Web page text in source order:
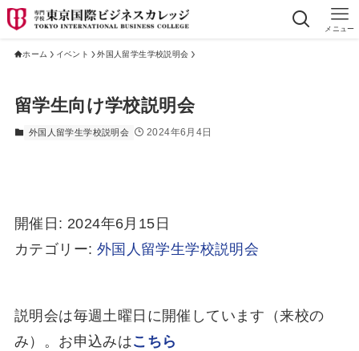
メニュー
ホーム イベント 外国人留学生学校説明会
留学生向け学校説明会
外国人留学生学校説明会 2024年6月4日
開催日: 2024年6月15日
カテゴリー: 外国人留学生学校説明会
説明会は毎週土曜日に開催しています（来校の
み）。お申込みはこちら